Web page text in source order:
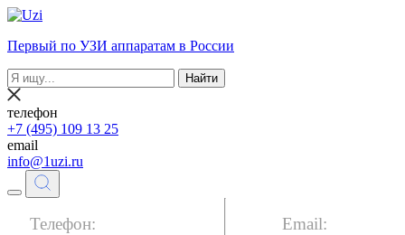
Первый по УЗИ аппаратам в России
Найти
телефон
+7 (495) 109 13 25
email
info@1uzi.ru
Телефон:
Email: